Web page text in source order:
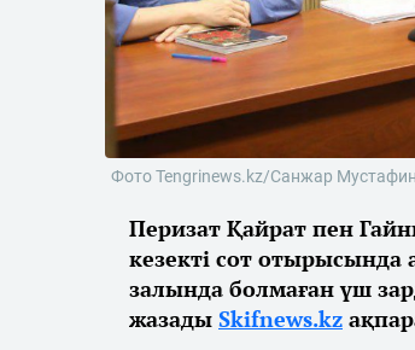
Фото Tengrinews.kz/Санжар Мустафин
Перизат Қайрат пен
кезекті сот
залында болмаған үш
жазады Skifnews.kz